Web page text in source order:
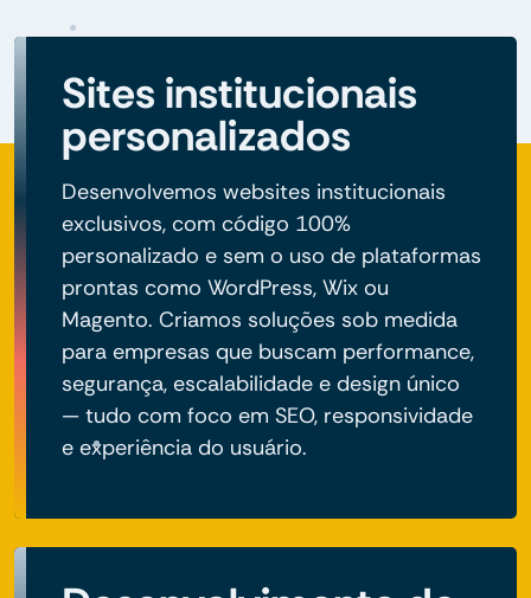
Sites institucionais
personalizados
Desenvolvemos websites institucionais
exclusivos, com código 100%
personalizado e sem o uso de plataformas
prontas como WordPress, Wix ou
Magento. Criamos soluções sob medida
para empresas que buscam performance,
segurança, escalabilidade e design único
— tudo com foco em SEO, responsividade
e experiência do usuário.